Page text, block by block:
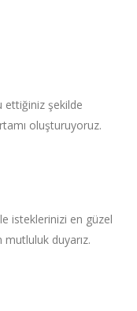
ettiğiniz şekilde
oluşturuyoruz.
isteklerinizi en güzel
duyarız.